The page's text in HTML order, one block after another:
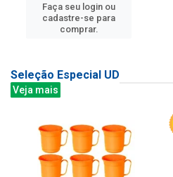
Faça seu login ou
cadastre-se para
comprar.
Seleção Especial UD
Veja mais